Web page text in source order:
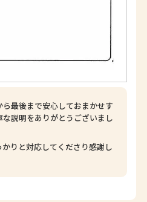
最後まで安心しておまかせす
説明をありがとうございまし
りと対応してくださり感謝し